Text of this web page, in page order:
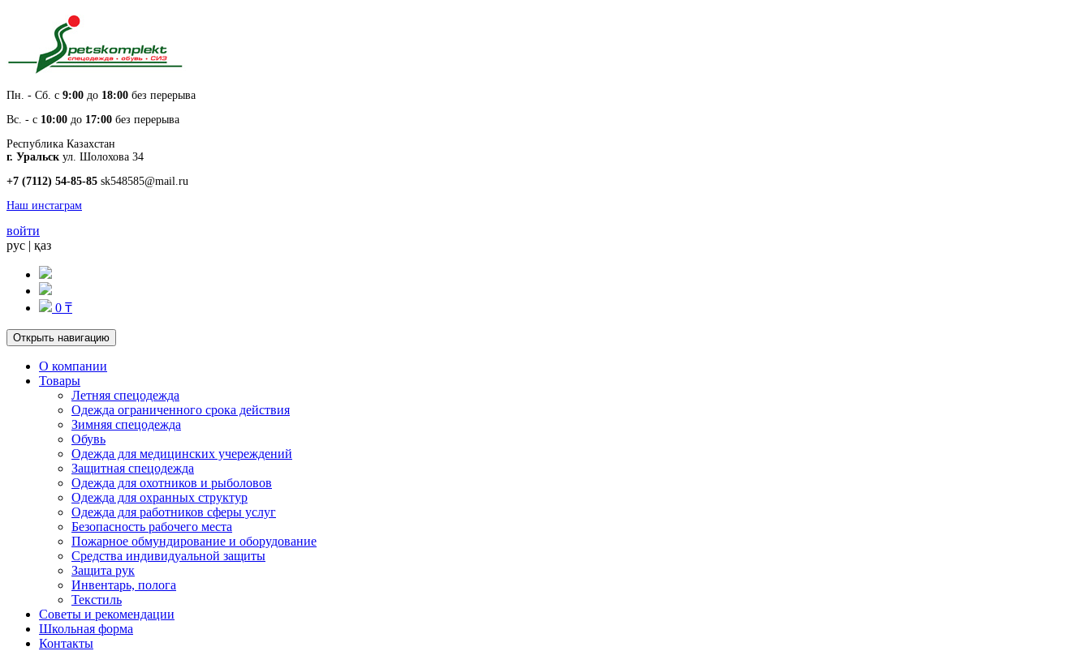
Пн. - Cб. с 9:00 до 18:00 без перерыва
Вс. - с 10:00 до 17:00 без перерыва
Республика Казахстан
г. Уральск ул. Шолохова 34
+7 (7112) 54-85-85 sk548585@mail.ru
Наш инстаграм
войти
рус | қаз
0 ₸
Открыть навигацию
О компании
Товары
Летняя спецодежда
Одежда ограниченного срока действия
Зимняя спецодежда
Обувь
Одежда для медицинских учереждений
Защитная спецодежда
Одежда для охотников и рыболовов
Одежда для охранных структур
Одежда для работников сферы услуг
Безопасность рабочего места
Пожарное обмундирование и оборудование
Средства индивидуальной защиты
Защита рук
Инвентарь, полога
Текстиль
Советы и рекомендации
Школьная форма
Контакты